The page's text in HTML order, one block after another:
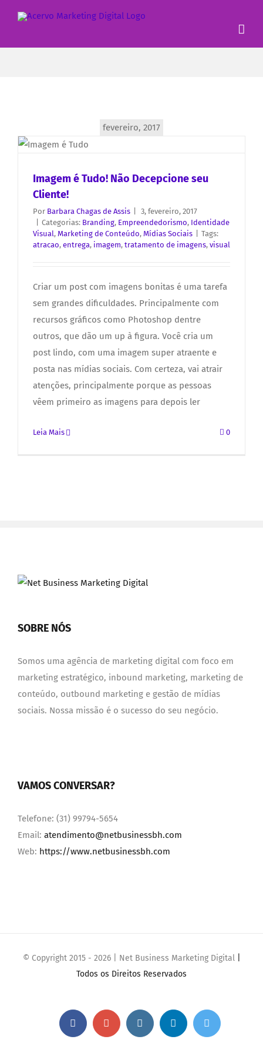
fevereiro, 2017
Imagem é Tudo! Não Decepcione seu
Cliente!
Por Barbara Chagas de Assis
3, fevereiro, 2017
Categorias: Branding, Empreendedorismo, Identidade
Visual, Marketing de Conteúdo, Mídias Sociais
Tags:
atracao, entrega, imagem, tratamento de imagens, visual
Criar um post com imagens bonitas é uma tarefa
sem grandes dificuldades. Principalmente com
recursos gráficos como Photoshop dentre
outros, que dão um up à figura. Você cria um
post lindo, com uma imagem super atraente e
posta nas mídias sociais. Com certeza, vai atrair
atenções, principalmente porque as pessoas
vêem primeiro as imagens para depois ler
Leia Mais 0
SOBRE NÓS
Somos uma agência de marketing digital com foco em
marketing estratégico, inbound marketing, marketing de
conteúdo, outbound marketing e gestão de mídias
sociais. Nossa missão é o sucesso do seu negócio.
VAMOS CONVERSAR?
Telefone: (31) 99794-5654
Email: atendimento@netbusinessbh.com
Web: https://www.netbusinessbh.com
© Copyright 2015 - 2026 | Net Business Marketing Digital|
Todos os Direitos Reservados
Facebook Google+ Instagram Linkedin Twitter